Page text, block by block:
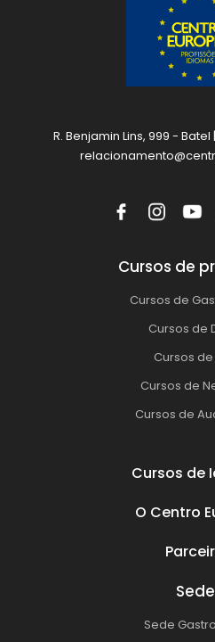
R. Benjamin Lins, 999 -
Cursos de
Cursos de
Cursos de
Cursos de
Cursos de
Cursos de
Cursos de
O Centro
Sede